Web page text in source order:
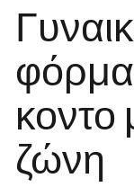
κοντο
ζώνη